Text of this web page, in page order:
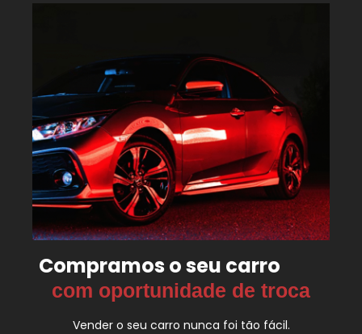
Compramos o seu carro
com oportunidade de troca
Vender o seu carro nunca foi tão fácil.